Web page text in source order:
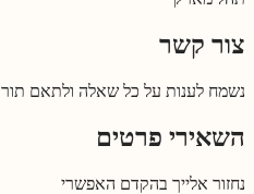
צור קשר
נשמח לענות על כל שאלה ולתאם תור
השאירי פרטים
נחזור אלייך בהקדם האפשרי